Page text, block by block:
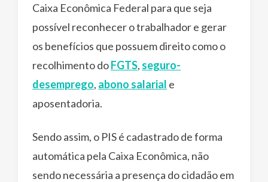
Caixa Econômica Federal para que seja
possível reconhecer o trabalhador e gerar
os benefícios que possuem direito como o
recolhimento doFGTS, seguro-
desemprego, abono salarial e
aposentadoria.
Sendo assim, o PIS é cadastrado de forma
automática pela Caixa Econômica, não
sendo necessária a presença do cidadão em